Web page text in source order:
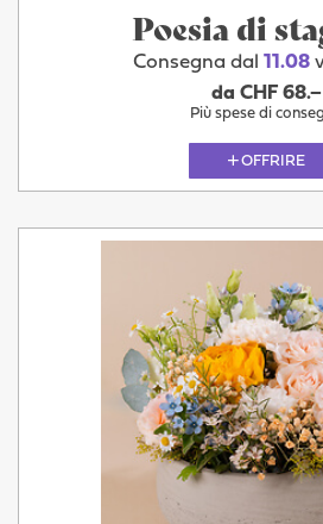
Poesia di
Consegna dal 11.08
da CHF 68.–
Più spese di
OFFRIRE